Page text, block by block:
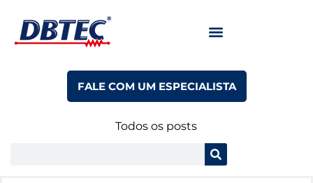
FALE COM UM ESPECIALISTA
Todos os posts